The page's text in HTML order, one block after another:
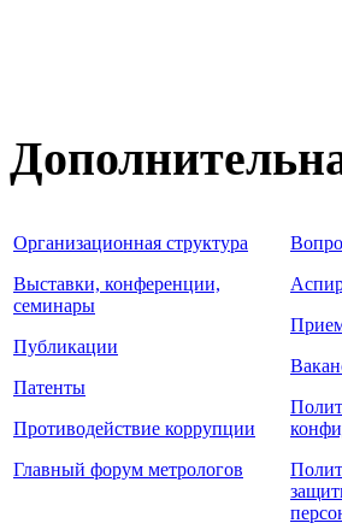
Организационная структура
Выставки, конференции,
семинары
Публикации
Патенты
Противодействие коррупции
Главный форум метрологов